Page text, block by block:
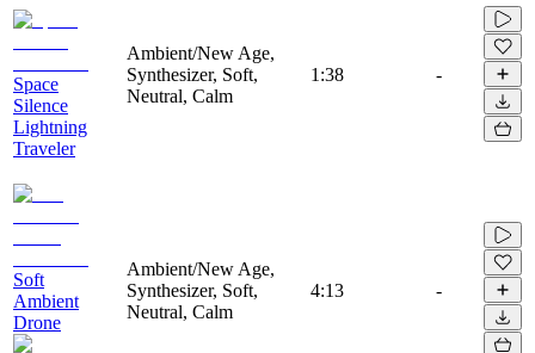
Space
Silence
Lightning
Traveler
Ambient/New Age,
Synthesizer, Soft,
Neutral, Calm
1:38 -
Soft
Ambient
Drone
Ambient/New Age,
Synthesizer, Soft,
Neutral, Calm
4:13 -